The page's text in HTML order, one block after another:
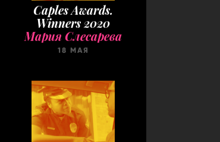
Winners 2020
Мария Слесарева
18 МАЯ